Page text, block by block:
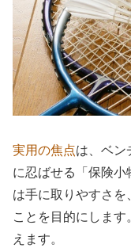
実用の焦点は、ベン
に忍ばせる「保険
は手に取りやすさを
ことを目的にしま
えます。